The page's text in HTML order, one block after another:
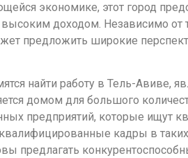
экономике, этот город
доходом. Независимо от
предложить широкие
найти работу в Тель-Авиве,
домом для большого
предприятий, которые ищут
кадры в
предлагать